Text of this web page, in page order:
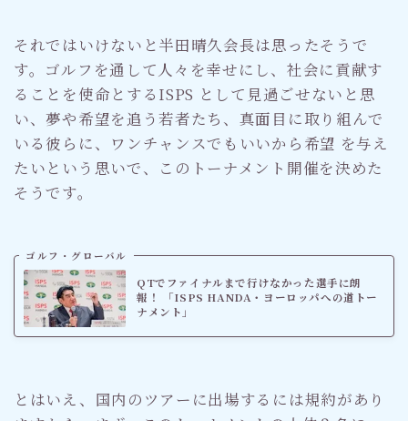
それではいけないと半田晴久会長は思ったそうで
す。ゴルフを通して人々を幸せにし、社会に貢献す
ることを使命とするISPS として見過ごせないと思
い、夢や希望を追う若者たち、真面目に取り組んで
いる彼らに、ワンチャンスでもいいから希望 を与え
たいという思いで、このトーナメント開催を決めた
そうです。
ゴルフ・グローバル
QTでファイナルまで行けなかった選手に朗
報！ 「ISPS HANDA・ヨーロッパへの道トー
ナメント」
とはいえ、国内のツアーに出場するには規約があり